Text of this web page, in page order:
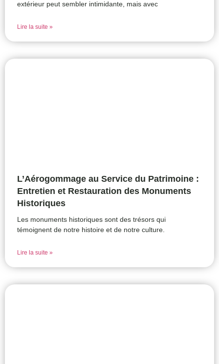
extérieur peut sembler intimidante, mais avec
Lire la suite »
L’Aérogommage au Service du Patrimoine :
Entretien et Restauration des Monuments
Historiques
Les monuments historiques sont des trésors qui
témoignent de notre histoire et de notre culture.
Lire la suite »